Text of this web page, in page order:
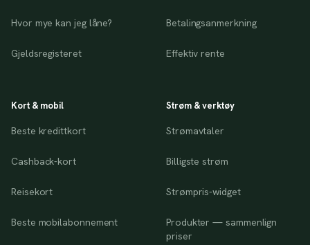
Hvor mye kan jeg låne?
Gjeldsregisteret
Betalingsanmerkning
Effektiv rente
Kort & mobil
Beste kredittkort
Cashback-kort
Reisekort
Beste mobilabonnement
Strøm & verktøy
Strømavtaler
Billigste strøm
Strømpris-widget
Produkter — sammenlign
priser